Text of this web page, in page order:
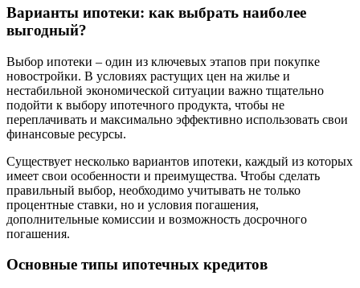
Варианты ипотеки: как выбрать наиболее
выгодный?
Выбор ипотеки – один из ключевых этапов при покупке
новостройки. В условиях растущих цен на жилье и
нестабильной экономической ситуации важно тщательно
подойти к выбору ипотечного продукта, чтобы не
переплачивать и максимально эффективно использовать свои
финансовые ресурсы.
Существует несколько вариантов ипотеки, каждый из которых
имеет свои особенности и преимущества. Чтобы сделать
правильный выбор, необходимо учитывать не только
процентные ставки, но и условия погашения,
дополнительные комиссии и возможность досрочного
погашения.
Основные типы ипотечных кредитов